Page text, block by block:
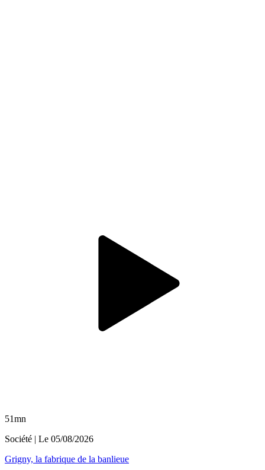
51mn
Société | Le 05/08/2026
Grigny, la fabrique de la banlieue